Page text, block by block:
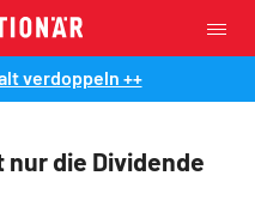
verdoppeln ++
nur die Dividende